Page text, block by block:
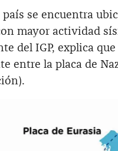
país se encuentra
mayor actividad
del IGP, explica
entre la placa de